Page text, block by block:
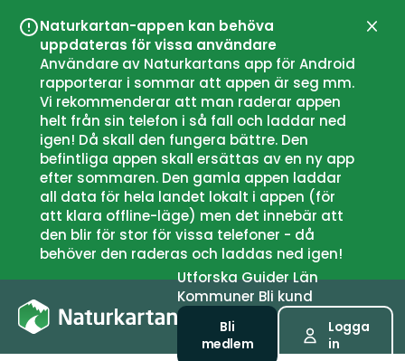
Naturkartan-appen kan behöva
uppdateras för vissa användare
Användare av Naturkartans app för Android
rapporterar i sommar att appen är seg mm.
Vi rekommenderar att man raderar appen
helt från sin telefon i så fall och laddar ned
igen! Då skall den fungera bättre. Den
befintliga appen skall ersättas av en ny app
efter sommaren. Den gamla appen laddar
all data för hela landet lokalt i appen (för
att klara offline-läge) men det innebär att
den blir för stor för vissa telefoner - då
behöver den raderas och laddas ned igen!
UtforskaGuiderLän
Kommuner Bli kund
Bli
medlem
Logga
in